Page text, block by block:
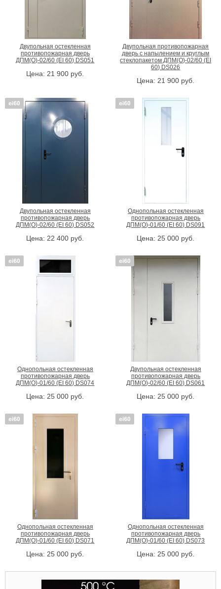
Двупольная остекленная
противопожарная дверь
ДПМ(О)-02/60 (EI 60) DS051
Цена:21 900 руб.
Двупольная противопожарная
дверь с напылением и круглым
стеклопакетом ДПМ(О)-02/60 (EI
60) DS026
Цена:21 900 руб.
Двупольная остекленная
противопожарная дверь
ДПМ(О)-02/60 (EI 60) DS052
Цена:22 400 руб.
Однопольная остекленная
противопожарная дверь
ДПМ(О)-01/60 (EI 60) DS091
Цена:25 000 руб.
Однопольная остекленная
противопожарная дверь
ДПМ(О)-01/60 (EI 60) DS074
Цена: 25 000 руб.
Двупольная остекленная
противопожарная дверь
ДПМ(О)-02/60 (EI 60) DS061
Цена: 25 000 руб.
Однопольная остекленная
противопожарная дверь
ДПМ(О)-01/60 (EI 60) DS071
Цена: 25 000 руб.
Однопольная остекленная
противопожарная дверь
ДПМ(О)-01/60 (EI 60) DS073
Цена: 25 000 руб.